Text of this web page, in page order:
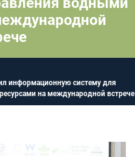
информационную систему для
на международной встрече